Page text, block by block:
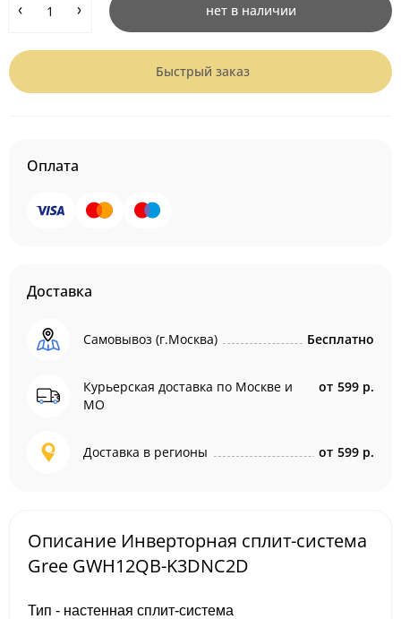
нет в наличии
Быстрый заказ
Оплата
Доставка
Самовывоз (г.Москва) Бесплатно
Курьерская доставка по Москве и
МО
от 599 р.
Доставка в регионы от 599 р.
Описание Инверторная сплит-система
Gree GWH12QB-K3DNC2D
Тип - настенная сплит-система